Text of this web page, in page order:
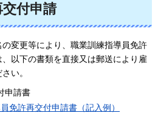
付申請
の変更等により、職業訓練指導員免許
以下の書類を直接又は郵送により雇
い。
申請書
免許再交付申請書（記入例）